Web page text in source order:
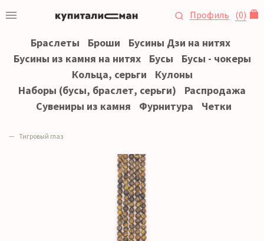
Профиль (0)
Браслеты Броши
Бусины Дзи на нитях
Бусины из камня на нитях
Бусы
Бусы - чокеры
Кольца, серьги
Кулоны
Наборы (бусы, браслет, серьги)
Распродажа
Сувениры из камня
Фурнитура Четки
Тигровый глаз